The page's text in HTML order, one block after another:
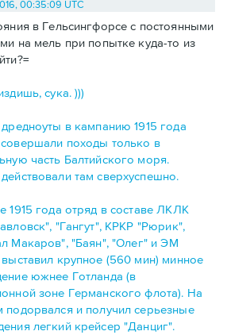
00:35:09 UTC
в Гельсингфорсе с постоянными
на мель при попытке куда-то из
сука. )))
дредноуты в кампанию 1915 года
походы только в
часть Балтийского моря.
там сверхуспешно.
1915 года отряд в составе ЛКЛК
"Гангут", КРКР "Рюрик",
Макаров", "Баян", "Олег" и ЭМ
крупное (560 мин) минное
южнее Готланда (в
зоне Германского флота). На
подорвался и получил серьезные
легкий крейсер "Данциг".